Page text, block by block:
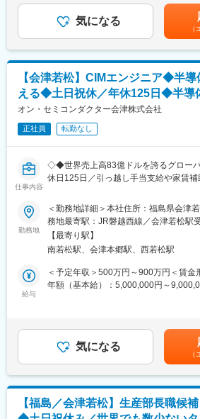
「Samsungグループ」傘下で、世界最
ンメント機器メーカーのHARMAN
HARMANが持つブランド群が補強され
広がっております。Samsungグループ
な経営基盤やネットワークを活かし、
挑戦ができる環境を残しつつ、安定し
す。
変更の範囲：会社の定める業務
リング／プロセスインテグレーション
テクノロジーの技術オーナーとして、
・新技術／新製品の開発、移管プロジェ
・新製品開発から量産において、工程
した、品質／歩留まりの改善
・既存量産品の継続的な品質／歩留ま
く、テクノロジー堅牢化、コスト削減、
・量産品の製造条件管理（Control Plan,
・トラブルの原因究明と、リスク管理
止（8D、FTA、なぜなぜ、Risk
■当社の魅力：
トからSoCまで、カスタム、パワーマ
ジックおよびディスクリート製品とい
を持っている外資系半導体メーカーで
供先も幅広く、自動車、航空宇宙、医
に自動車向けにおいては、売上の27％
分野となっております。
外労働給や業績に応じたインセンティ
までも目安の金額であり、選考を通じ
す。月給(月額)は固定手当を含めた表記
気になる
【会津若松】CIMエンジニア◆半
える◆土日祝休／年休125日◆半導
オン・セミコンダクター会津株式会社
正社員 転勤なし
仕事内容
◇◆世界売上高83億ドルを誇るグロー
休日125日／引っ越し手当支給や家賃
■業務内容：
CIMエンジニアは、半導体製造プロセス
ステムの統合、開発、および保守を担
MES（製造実行システム）や装置自動
製造システムを活用し、工場の効率化
用の向上に注力するものです。
・装置自動化システムの開発および保守
・生産システムのデータ統合およびリ
・グローバルITチームおよびエンジニ
パワー半導体とセンシング技術に強み
トからSoCまで、カスタム、パワーマ
勤務地
＜勤務地詳細＞本社住所：福島県会津
務地最寄駅：JR磐越西線／会津若松駅
煙変更の範囲：会社の定める事業所
【最寄り駅】
南若松駅、会津本郷駅、西若松駅
給与
＜予定年収＞500万円～900万円＜賃金
年額（基本給）：5,000,000円～
外労働給や業績に応じたインセンティ
までも目安の金額であり、選考を通じ
す。月給(月額)は固定手当を含めた表記
気になる
【福島／会津若松】生産部長職候